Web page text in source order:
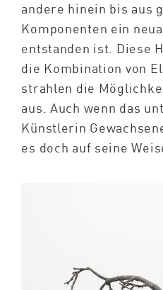
andere hinein bis aus
Komponenten ein
entstanden ist. Diese
die Kombination von
strahlen die
aus. Auch wenn das
Künstlerin
es doch auf seine